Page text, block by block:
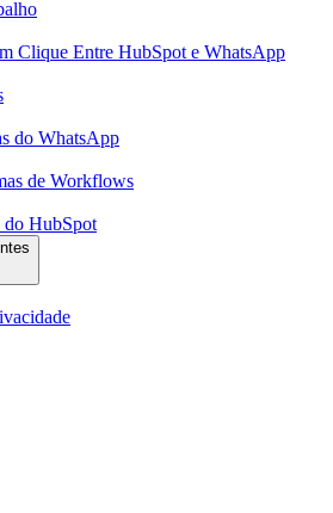
Clique Entre HubSpot e WhatsApp
do WhatsApp
de Workflows
do HubSpot